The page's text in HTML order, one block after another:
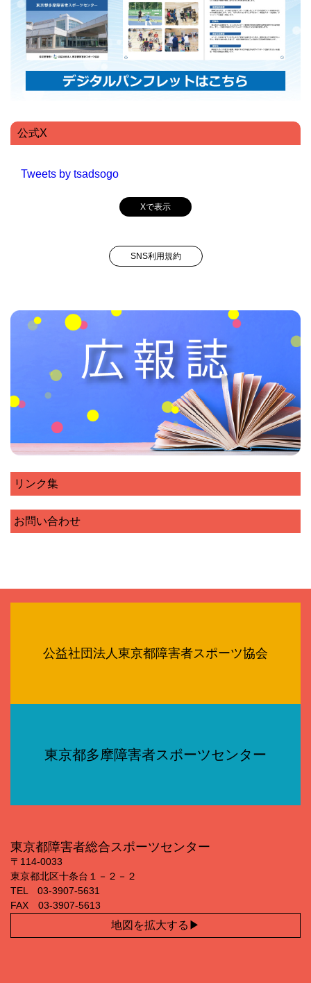
公式X
Tweets by tsadsogo
Xで表示
SNS利用規約
リンク集
お問い合わせ
公益社団法人東京都障害者スポーツ協会
東京都多摩障害者スポーツセンター
東京都障害者総合スポーツセンター
〒114‐0033
東京都北区十条台１－２－２
TEL 03‐3907‐5631
FAX 03‐3907‐5613
地図を拡大する